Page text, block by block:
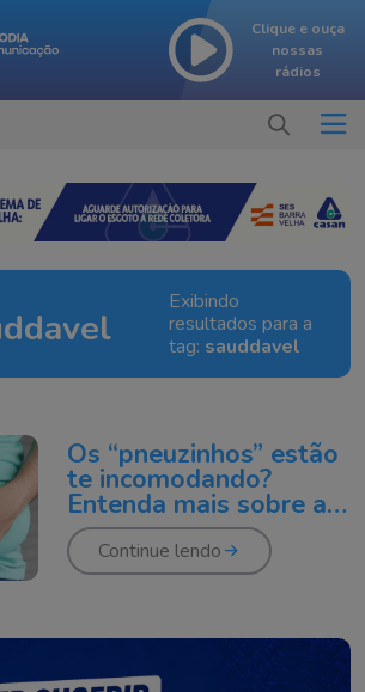
Clique e ouça
nossas
rádios
Exibindo
resultados para a
tag: sauddavel
Os “pneuzinhos” estão
te incomodando?
Entenda mais sobre a
gordura abdominal
Continue lendo